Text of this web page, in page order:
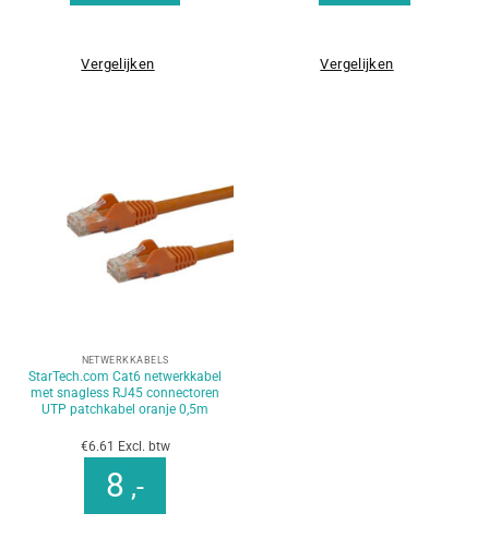
Vergelijken Vergelijken
NETWERKKABELS
StarTech.com Cat6 netwerkkabel
met snagless RJ45 connectoren
UTP patchkabel oranje 0,5m
€6.61 Excl. btw
8 ,-